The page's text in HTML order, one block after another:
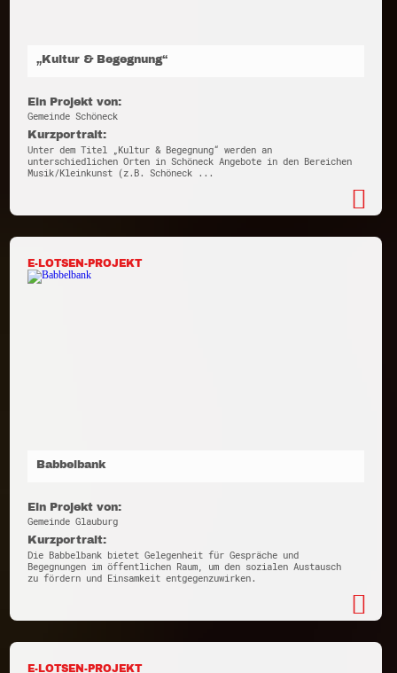
„Kultur & Begegnung“
Ein Projekt von:
Gemeinde Schöneck
Kurzportrait:
Unter dem Titel „Kultur & Begegnung“ werden an
unterschiedlichen Orten in Schöneck Angebote in den Bereichen
Musik/Kleinkunst (z.B. Schöneck ...
E-LOTSEN-PROJEKT
Babbelbank
Ein Projekt von:
Gemeinde Glauburg
Kurzportrait:
Die Babbelbank bietet Gelegenheit für Gespräche und
Begegnungen im öffentlichen Raum, um den sozialen Austausch
zu fördern und Einsamkeit entgegenzuwirken.
E-LOTSEN-PROJEKT